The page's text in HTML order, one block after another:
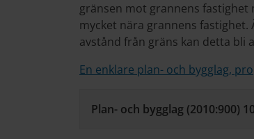
gränsen mot grannens
mycket nära grannens
avstånd från gräns kan detta bli
En enklare plan- och bygglag,
Plan- och bygglag (2010:900)